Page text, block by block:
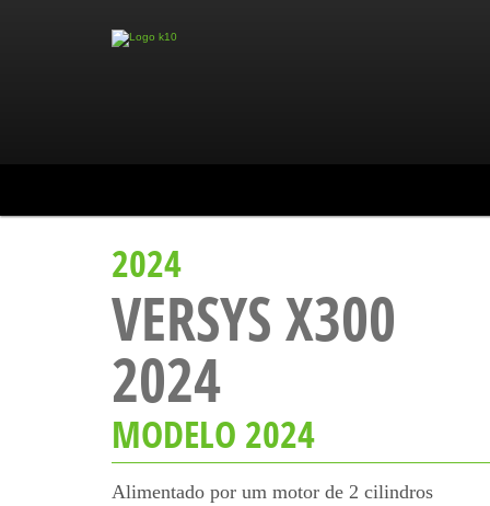
2024
VERSYS X300
2024
MODELO 2024
Alimentado por um motor de 2 cilindros